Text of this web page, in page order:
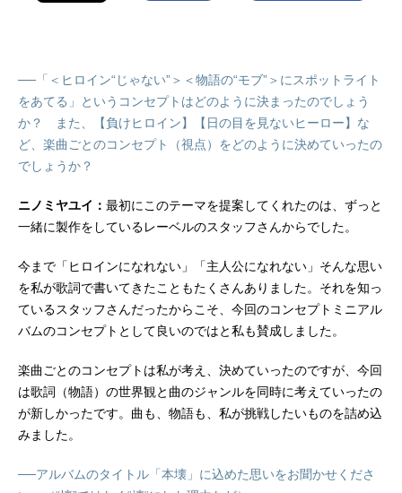
──「＜ヒロイン“じゃない”＞＜物語の“モブ”＞にスポットライト
をあてる」というコンセプトはどのように決まったのでしょう
か？ また、【負けヒロイン】【日の目を見ないヒーロー】な
ど、楽曲ごとのコンセプト（視点）をどのように決めていったの
でしょうか？
ニノミヤユイ： 最初にこのテーマを提案してくれたのは、ずっと
一緒に製作をしているレーベルのスタッフさんからでした。
今まで「ヒロインになれない」「主人公になれない」そんな思い
を私が歌詞で書いてきたこともたくさんありました。それを知っ
ているスタッフさんだったからこそ、今回のコンセプトミニアル
バムのコンセプトとして良いのではと私も賛成しました。
楽曲ごとのコンセプトは私が考え、決めていったのですが、今回
は歌詞（物語）の世界観と曲のジャンルを同時に考えていったの
が新しかったです。曲も、物語も、私が挑戦したいものを詰め込
みました。
──アルバムのタイトル「本壊」に込めた思いをお聞かせくださ